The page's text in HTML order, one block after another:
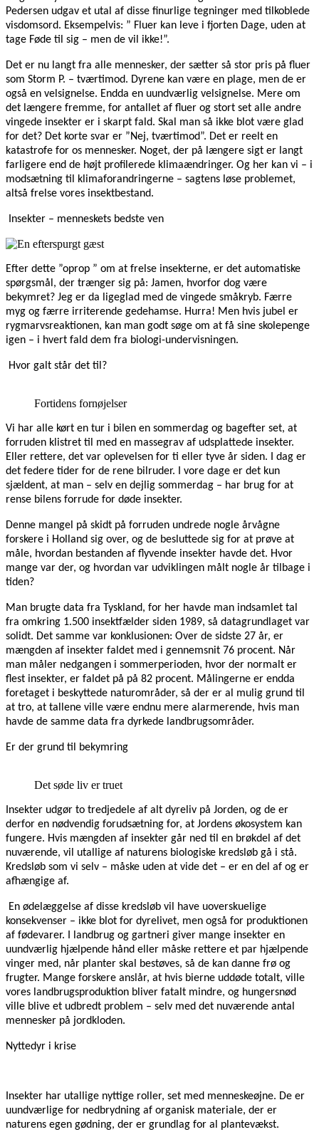
Pedersen udgav et utal af disse finurlige tegninger med tilkoblede
visdomsord. Eksempelvis: ” Fluer kan leve i fjorten Dage, uden at
tage Føde til sig – men de vil ikke!”.
Det er nu langt fra alle mennesker, der sætter så stor pris på fluer
som Storm P. – tværtimod. Dyrene kan være en plage, men de er
også en velsignelse. Endda en uundværlig velsignelse. Mere om
det længere fremme, for antallet af fluer og stort set alle andre
vingede insekter er i skarpt fald. Skal man så ikke blot være glad
for det? Det korte svar er ”Nej, tværtimod”. Det er reelt en
katastrofe for os mennesker. Noget, der på længere sigt er langt
farligere end de højt profilerede klimaændringer. Og her kan vi – i
modsætning til klimaforandringerne – sagtens løse problemet,
altså frelse vores insektbestand.
Insekter – menneskets bedste ven
Efter dette ”oprop ” om at frelse insekterne, er det automatiske
spørgsmål, der trænger sig på: Jamen, hvorfor dog være
bekymret? Jeg er da ligeglad med de vingede småkryb. Færre
myg og færre irriterende gedehamse. Hurra! Men hvis jubel er
rygmarvsreaktionen, kan man godt søge om at få sine skolepenge
igen – i hvert fald dem fra biologi-undervisningen.
Hvor galt står det til?
Fortidens fornøjelser
Vi har alle kørt en tur i bilen en sommerdag og bagefter set, at
forruden klistret til med en massegrav af udsplattede insekter.
Eller rettere, det var oplevelsen for ti eller tyve år siden. I dag er
det federe tider for de rene bilruder. I vore dage er det kun
sjældent, at man – selv en dejlig sommerdag – har brug for at
rense bilens forrude for døde insekter.
Denne mangel på skidt på forruden undrede nogle årvågne
forskere i Holland sig over, og de besluttede sig for at prøve at
måle, hvordan bestanden af flyvende insekter havde det. Hvor
mange var der, og hvordan var udviklingen målt nogle år tilbage i
tiden?
Man brugte data fra Tyskland, for her havde man indsamlet tal
fra omkring 1.500 insektfælder siden 1989, så datagrundlaget var
solidt. Det samme var konklusionen: Over de sidste 27 år, er
mængden af insekter faldet med i gennemsnit 76 procent. Når
man måler nedgangen i sommerperioden, hvor der normalt er
flest insekter, er faldet på på 82 procent. Målingerne er endda
foretaget i beskyttede naturområder, så der er al mulig grund til
at tro, at tallene ville være endnu mere alarmerende, hvis man
havde de samme data fra dyrkede landbrugsområder.
Er der grund til bekymring
Det søde liv er truet
Insekter udgør to tredjedele af alt dyreliv på Jorden, og de er
derfor en nødvendig forudsætning for, at Jordens økosystem kan
fungere. Hvis mængden af insekter går ned til en brøkdel af det
nuværende, vil utallige af naturens biologiske kredsløb gå i stå.
Kredsløb som vi selv – måske uden at vide det – er en del af og er
afhængige af.
En ødelæggelse af disse kredsløb vil have uoverskuelige
konsekvenser – ikke blot for dyrelivet, men også for produktionen
af fødevarer. I landbrug og gartneri giver mange insekter en
uundværlig hjælpende hånd eller måske rettere et par hjælpende
vinger med, når planter skal bestøves, så de kan danne frø og
frugter. Mange forskere anslår, at hvis bierne uddøde totalt, ville
vores landbrugsproduktion bliver fatalt mindre, og hungersnød
ville blive et udbredt problem – selv med det nuværende antal
mennesker på jordkloden.
Nyttedyr i krise
Insekter har utallige nyttige roller, set med menneskeøjne. De er
uundværlige for nedbrydning af organisk materiale, der er
naturens egen gødning, der er grundlag for al plantevækst.